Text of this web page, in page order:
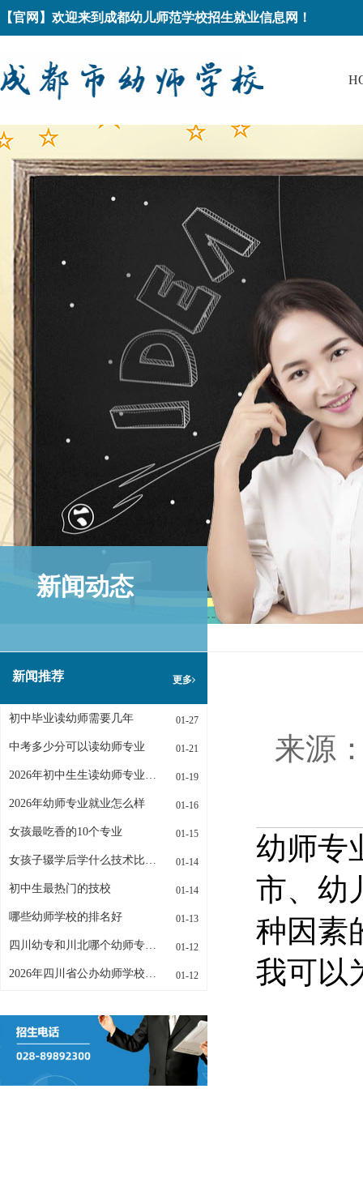
【官网】欢迎来到成都幼儿师范学校招生就业信息网！
新闻动态
新闻推荐 更多
初中毕业读幼师需要几年 01-27
中考多少分可以读幼师专业 01-21
2026年初中生生读幼师专业招生条件是什么 01-19
2026年幼师专业就业怎么样 01-16
女孩最吃香的10个专业 01-15
女孩子辍学后学什么技术比较好 01-14
初中生最热门的技校 01-14
哪些幼师学校的排名好 01-13
四川幼专和川北哪个幼师专业更好 01-12
2026年四川省公办幼师学校有哪些 01-12
来源
幼师专
市、幼
种因素
我可以